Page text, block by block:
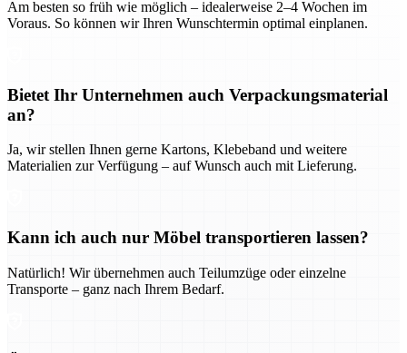
Am besten so früh wie möglich – idealerweise 2–4 Wochen im
Voraus. So können wir Ihren Wunschtermin optimal einplanen.
Bietet Ihr Unternehmen auch Verpackungsmaterial
an?
Ja, wir stellen Ihnen gerne Kartons, Klebeband und weitere
Materialien zur Verfügung – auf Wunsch auch mit Lieferung.
Kann ich auch nur Möbel transportieren lassen?
Natürlich! Wir übernehmen auch Teilumzüge oder einzelne
Transporte – ganz nach Ihrem Bedarf.